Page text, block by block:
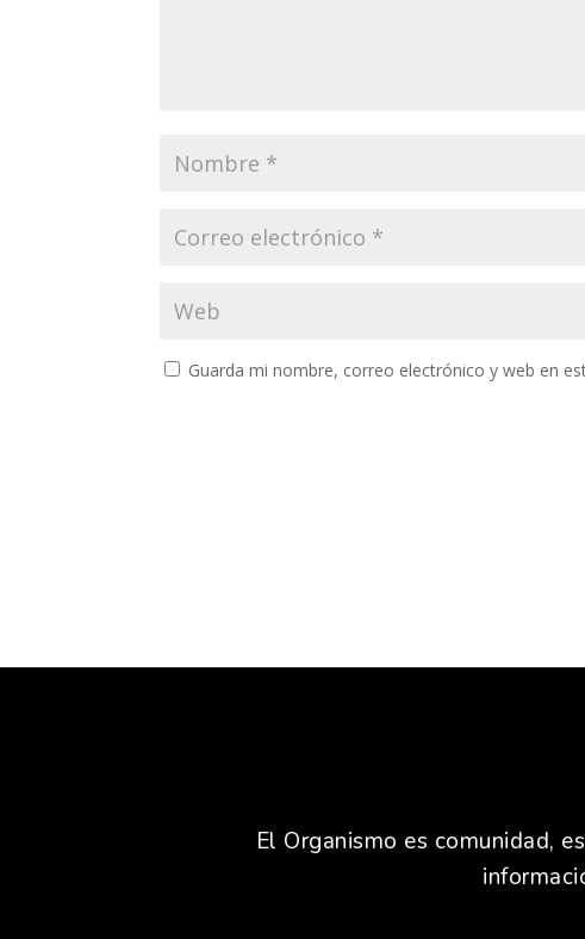
Guarda mi nombre, correo electrónico y web en
El Organismo es comunidad,